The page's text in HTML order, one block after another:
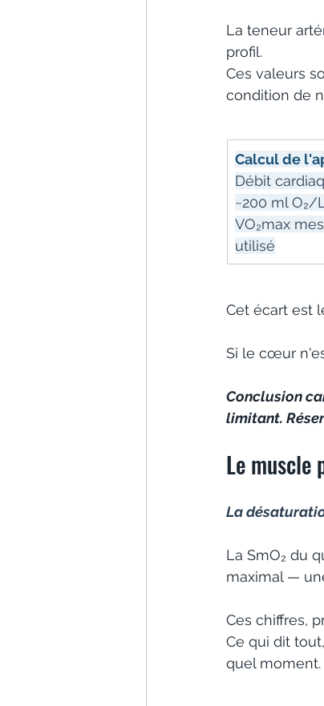
La teneur
profil.
Ces valeurs
condition de
Calcul de
Débit
~200 ml O₂/
VO₂max
utilisé
Cet écart est
Si le cœur
Conclusion
limitant.
Le muscle
La
La SmO₂ du
maximal —
Ces chiffres,
Ce qui dit
quel moment.